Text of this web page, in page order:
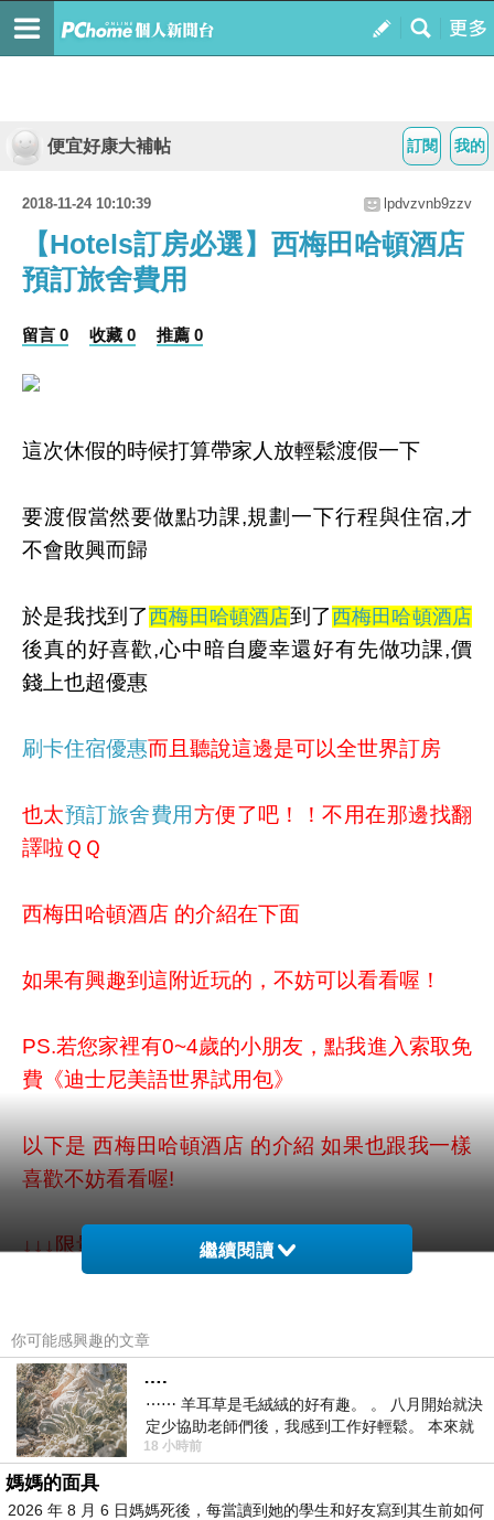
我的
訂閱
便宜好康大補帖
2018-11-24 10:10:39 lpdvzvnb9zzv
【Hotels訂房必選】西梅田哈頓酒店
預訂旅舍費用
留言 0 收藏 0 推薦 0
這次休假的時候打算帶家人放輕鬆渡假一下
要渡假當然要做點功課,規劃一下行程與住宿,才
不會敗興而歸
於是我找到了西梅田哈頓酒店到了西梅田哈頓酒店
後真的好喜歡,心中暗自慶幸還好有先做功課,價
錢上也超優惠
刷卡住宿優惠而且聽說這邊是可以全世界訂房
也太預訂旅舍費用方便了吧！！不用在那邊找翻
譯啦ＱＱ
西梅田哈頓酒店 的介紹在下面
如果有興趣到這附近玩的，不妨可以看看喔！
PS.若您家裡有0~4歲的小朋友，點我進入索取免
費《迪士尼美語世界試用包》
以下是 西梅田哈頓酒店 的介紹 如果也跟我一樣
喜歡不妨看看喔!
↓↓↓限量特優價格按鈕↓↓↓
繼續閱讀
你可能感興趣的文章
….
⋯⋯ 羊耳草是毛絨絨的好有趣。 。 八月開始就決
定少協助老師們後，我感到工作好輕鬆。 本來就
不是我的工作啊。 真
18 小時前
媽媽的面具
2026 年 8 月 6 日媽媽死後，每當讀到她的學生和好友寫到其生前如何